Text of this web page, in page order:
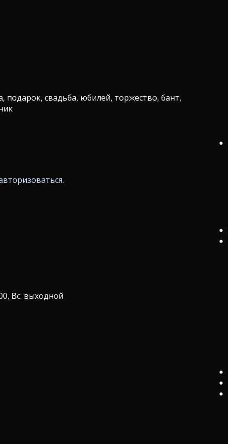
подарок, свадьба, юбилей, торжество, бант,
.
Вс: выходной